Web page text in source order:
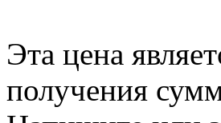
Эта цена
получения